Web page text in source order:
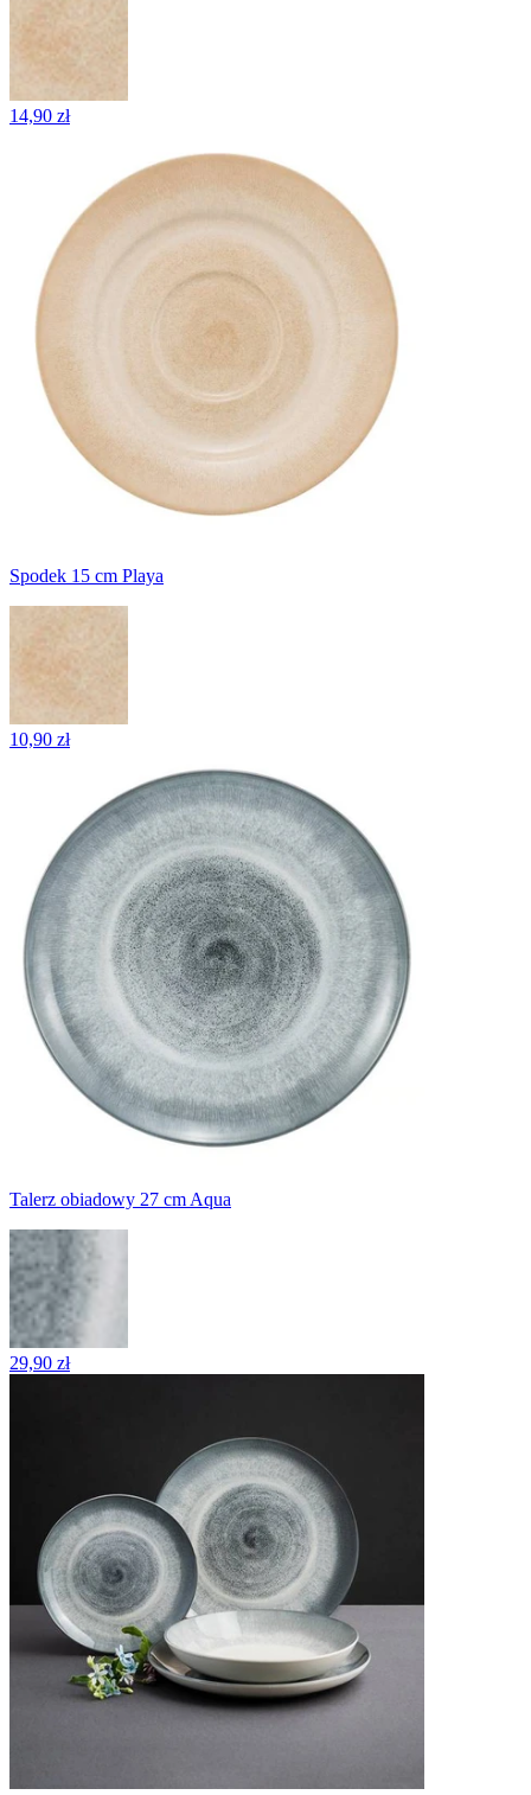
14,90 zł
Spodek 15 cm Playa
10,90 zł
Talerz obiadowy 27 cm Aqua
29,90 zł